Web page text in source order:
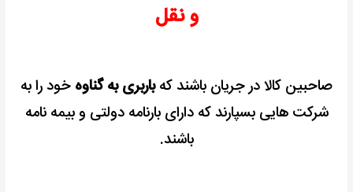
و نقل
صاحبین کالا در جریان باشند کهباربری به گناوه خود را به
شرکت هایی بسپارند که دارای بارنامه دولتی و بیمه نامه
باشند.